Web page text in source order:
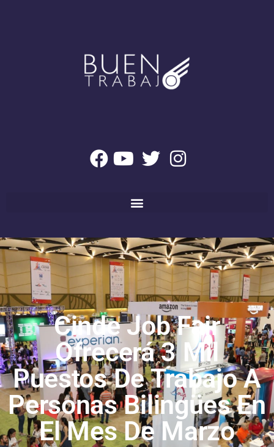
Cinde Job Fair
Ofrecerá 3 Mil
Puestos De Trabajo A
Personas Bilingües En
El Mes De Marzo